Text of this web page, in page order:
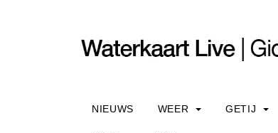
NIEUWS WEER GETIJ